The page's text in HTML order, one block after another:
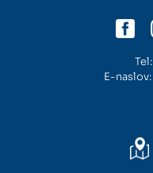
Tel:
E-naslov: